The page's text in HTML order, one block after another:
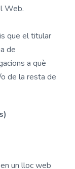
Web.
que el titular
de
a què
de la resta de
un lloc web